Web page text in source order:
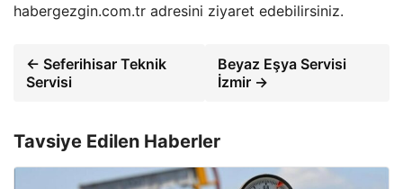
habergezgin.com.tr adresini ziyaret edebilirsiniz.
← Seferihisar Teknik
Servisi
Beyaz Eşya Servisi
İzmir →
Tavsiye Edilen Haberler